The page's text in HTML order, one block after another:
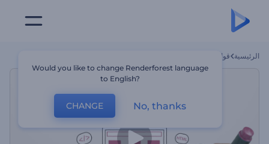
الرئيسية قوالب
Would you like to change Renderforest language
to English?
CHANGE No, thanks